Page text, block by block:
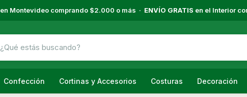
en Montevideo comprando $2.000 o más · ENVÍO GRATIS en el Interior
Confección Cortinas y Accesorios Costuras Decoración